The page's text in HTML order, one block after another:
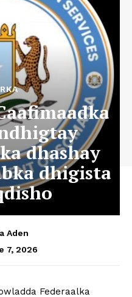
dhashay
dhigista
Aden
7, 2026
Federaalka